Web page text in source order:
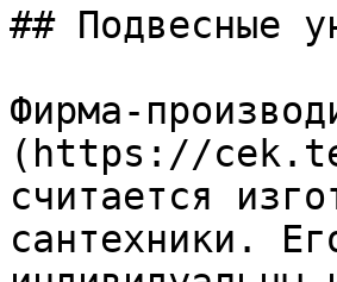
## Подвесные
Фирма-
(https://
считается
сантехники.